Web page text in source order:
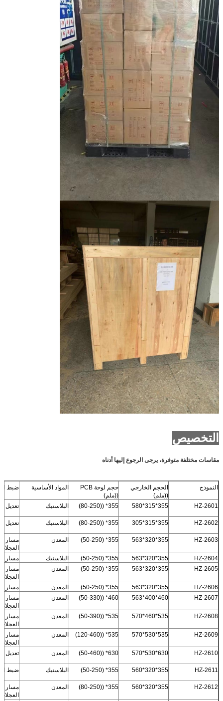
إرسال
التخصيص
مقاسات مختلفة متوفرة، يرجى الرجوع إليها أدناه
النموذج
الحجم الخارجي
((ملم)
حجم لوحة PCB
((ملم)
المواد الأساسية ضبط
HZ-2601
355*315*580
355* ((80-250) البلاستيك تعديل
HZ-2602
355*315*305
355* ((80-250) البلاستيك تعديل
HZ-2603
355*320*563
355* (50-250) المعدن
مسار
العجلات
HZ-2604
355*320*563
355* (50-250) البلاستيك
مسار
HZ-2605
355*320*563
355* (50-250) المعدن
مسار
العجلات
HZ-2606
355*320*563
355* (50-250) المعدن
مسار
HZ-2607
460*400*563
460* ((50-330) المعدن
مسار
العجلات
HZ-2608
535*460*570
535* ((50-390) المعدن
مسار
العجلات
HZ-2609
535*530*570
535* ((120-460) المعدن
مسار
العجلات
HZ-2610
630*530*570
630* ((50-460) المعدن تعديل
HZ-2611
355*320*560
355* (50-250) البلاستيك ضبط
HZ-2612
355*320*560
355* ((80-250) المعدن
مسار
العجلات